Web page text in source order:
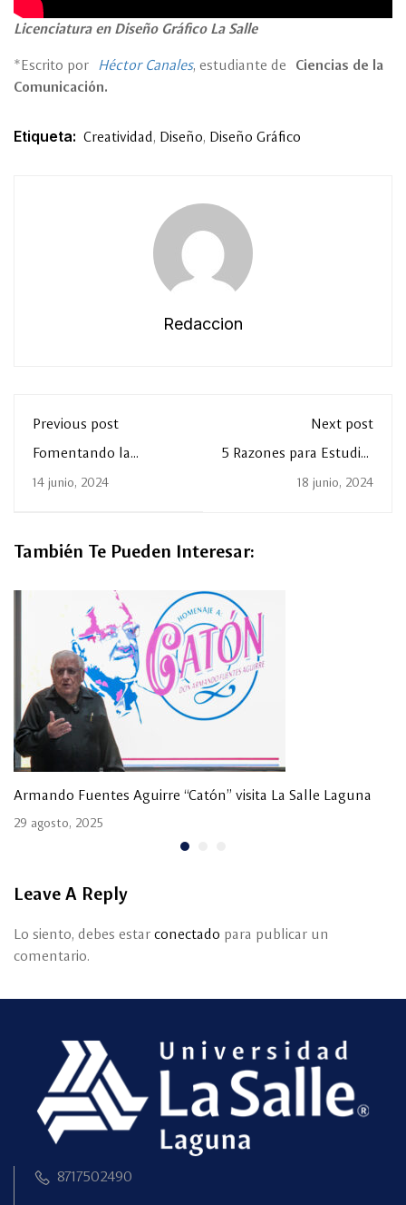
Licenciatura en Diseño Gráfico La Salle
*Escrito por Héctor Canales, estudiante de Ciencias de la
Comunicación.
Etiqueta: Creatividad, Diseño, Diseño Gráfico
Redaccion
Previous post
Fomentando la
14 junio, 2024
Next post
5 Razones para Estudiar
Electromédica
18 junio, 2024
También Te Pueden Interesar:
Armando Fuentes Aguirre “Catón” visita La Salle Laguna
29 agosto, 2025
Leave A Reply
Lo siento, debes estar conectado para publicar un
comentario.
8717502490